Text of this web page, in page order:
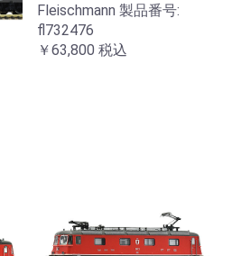
Fleischmann 製品番号:
fl732476
￥63,800 税込